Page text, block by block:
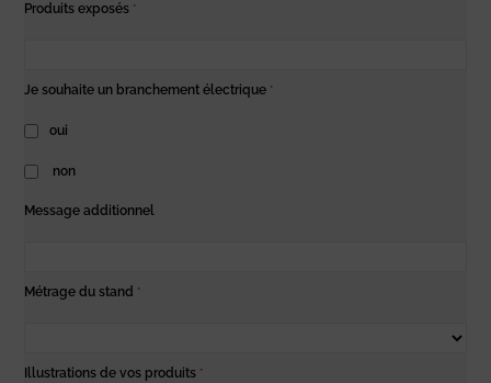
Produits exposés *
Je souhaite un branchement électrique *
oui
non
Message additionnel
Métrage du stand *
Illustrations de vos produits *